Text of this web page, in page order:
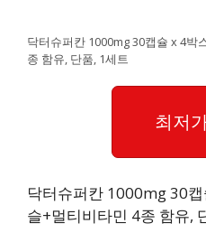
닥터슈퍼칸 1000mg 30캡슐 x 4박
종 함유, 단품, 1세트
최저
닥터슈퍼칸 1000mg 30
슬+멀티비타민 4종 함유,